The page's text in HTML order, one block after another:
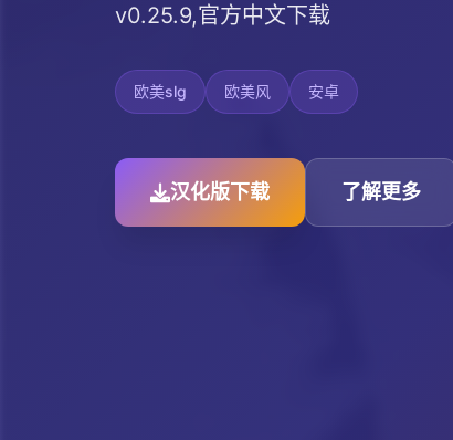
v0.25.9,官方中文下载
欧美slg 欧美风 安卓
汉化版下载 了解更多